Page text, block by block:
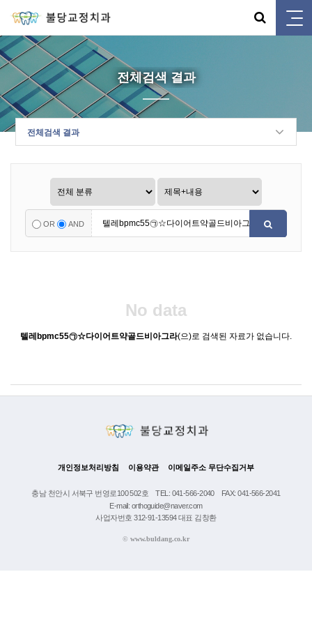
전체검색 결과
전체검색 결과
OR AND
No data
텔레bpmc55㉠☆다이어트약골드비아그라(으)로 검색된 자료가 없습니다.
개인정보처리방침 이용약관 이메일주소 무단수집거부
충남 천안시 서북구 번영로100 502호 TEL: 041-566-2040
FAX: 041-566-2041
E-mail: orthoguide@naver.com
사업자번호 312-91-13594 대표 김창환
© www.buldang.co.kr